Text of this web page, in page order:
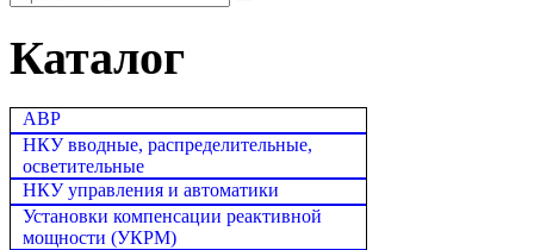
Каталог
АВР
НКУ вводные, распределительные,
осветительные
НКУ управления и автоматики
Установки компенсации реактивной
мощности (УКРМ)